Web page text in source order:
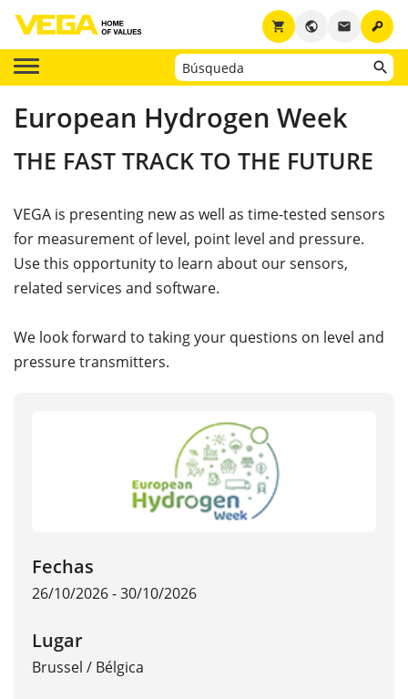
key
email
public
shopping_cart
European Hydrogen Week
THE FAST TRACK TO THE FUTURE
VEGA is presenting new as well as time-tested sensors
for measurement of level, point level and pressure.
Use this opportunity to learn about our sensors,
related services and software.
We look forward to taking your questions on level and
pressure transmitters.
Fechas
26/10/2026 - 30/10/2026
Lugar
Brussel / Bélgica